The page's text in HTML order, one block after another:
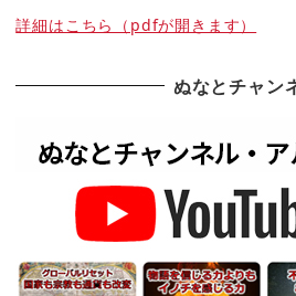
詳細はこちら（pdfが開きます）
ぬなとチャン